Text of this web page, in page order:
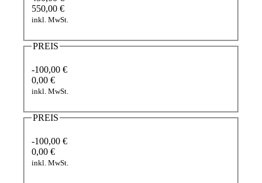
550,00 €
inkl. MwSt.
PREIS
-100,00 €
0,00 €
inkl. MwSt.
PREIS
-100,00 €
0,00 €
inkl. MwSt.